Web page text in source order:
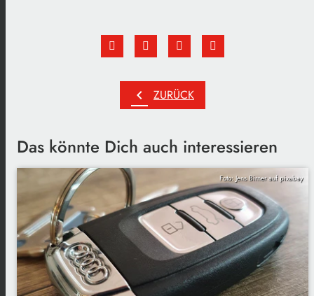
chevron_left ZURÜCK
Das könnte Dich auch interessieren
Foto: Jens Birner auf pixabay